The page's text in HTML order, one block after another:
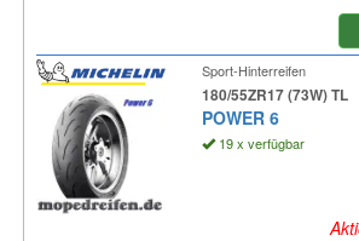
Sport-Hinterreifen
180/55ZR17 (73W) TL
POWER 6
19 x verfügbar